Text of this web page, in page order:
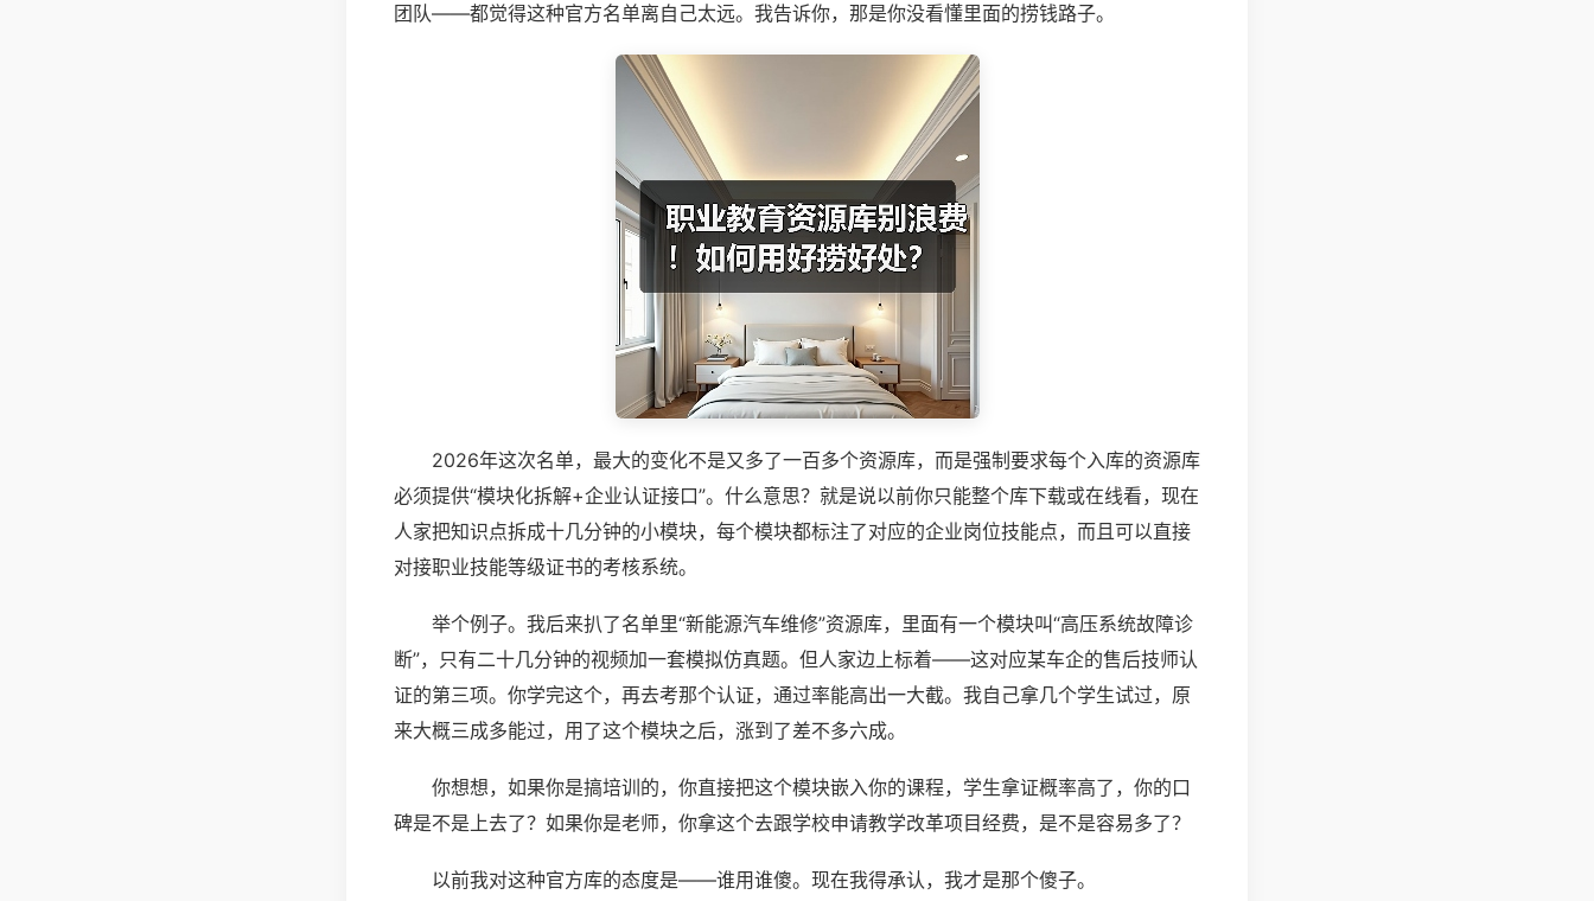
团队——都觉得这种官方名单离自己太远。我告诉你，那是你没看懂里面的捞钱路子。
2026年这次名单，最大的变化不是又多了一百多个资源库，而是强制要求每个入库的资源库
必须提供“模块化拆解+企业认证接口”。什么意思？就是说以前你只能整个库下载或在线看，现在
人家把知识点拆成十几分钟的小模块，每个模块都标注了对应的企业岗位技能点，而且可以直接
对接职业技能等级证书的考核系统。
举个例子。我后来扒了名单里“新能源汽车维修”资源库，里面有一个模块叫“高压系统故障诊
断”，只有二十几分钟的视频加一套模拟仿真题。但人家边上标着——这对应某车企的售后技师认
证的第三项。你学完这个，再去考那个认证，通过率能高出一大截。我自己拿几个学生试过，原
来大概三成多能过，用了这个模块之后，涨到了差不多六成。
你想想，如果你是搞培训的，你直接把这个模块嵌入你的课程，学生拿证概率高了，你的口
碑是不是上去了？如果你是老师，你拿这个去跟学校申请教学改革项目经费，是不是容易多了？
以前我对这种官方库的态度是——谁用谁傻。现在我得承认，我才是那个傻子。